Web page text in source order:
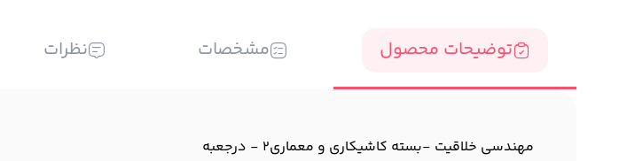
توضیحات محصول مشخصات نظرات
مهندسی خلاقیت -بسته کاشیکاری و معماری2 - درجعبه